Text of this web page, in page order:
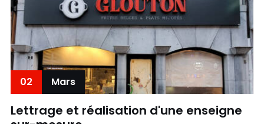
02 Mars
Lettrage et réalisation d'une enseigne